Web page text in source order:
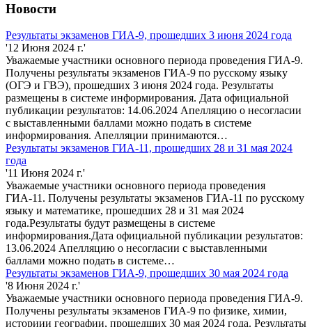
Новости
Результаты экзаменов ГИА-9, прошедших 3 июня 2024 года
'12 Июня 2024 г.'
Уважаемые участники основного периода проведения ГИА-9.
Получены результаты экзаменов ГИА-9 по русскому языку
(ОГЭ и ГВЭ), прошедших 3 июня 2024 года. Результаты
размещены в системе информирования. Дата официальной
публикации результатов: 14.06.2024 Апелляцию о несогласии
с выставленными баллами можно подать в системе
информирования. Апелляции принимаются…
Результаты экзаменов ГИА-11, прошедших 28 и 31 мая 2024
года
'11 Июня 2024 г.'
Уважаемые участники основного периода проведения
ГИА-11. Получены результаты экзаменов ГИА-11 по русскому
языку и математике, прошедших 28 и 31 мая 2024
года.Результаты будут размещены в системе
информирования.Дата официальной публикации результатов:
13.06.2024 Апелляцию о несогласии с выставленными
баллами можно подать в системе…
Результаты экзаменов ГИА-9, прошедших 30 мая 2024 года
'8 Июня 2024 г.'
Уважаемые участники основного периода проведения ГИА-9.
Получены результаты экзаменов ГИА-9 по физике, химии,
историии географии, прошедших 30 мая 2024 года. Результаты